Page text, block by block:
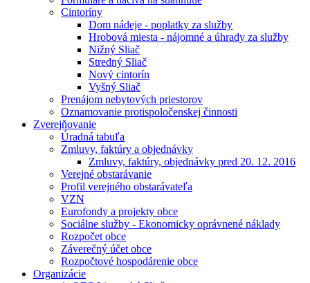
Cintoríny
Dom nádeje - poplatky za služby
Hrobová miesta - nájomné a úhrady za služby
Nižný Sliač
Stredný Sliač
Nový cintorín
Vyšný Sliač
Prenájom nebytových priestorov
Oznamovanie protispoločenskej činnosti
Zverejňovanie
Úradná tabuľa
Zmluvy, faktúry a objednávky
Zmluvy, faktúry, objednávky pred 20. 12. 2016
Verejné obstarávanie
Profil verejného obstarávateľa
VZN
Eurofondy a projekty obce
Sociálne služby - Ekonomicky oprávnené náklady
Rozpočet obce
Záverečný účet obce
Rozpočtové hospodárenie obce
Organizácie